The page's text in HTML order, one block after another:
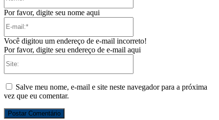
Por favor, digite seu nome aqui
Você digitou um endereço de e-mail incorreto!
Por favor, digite seu endereço de e-mail aqui
Salve meu nome, e-mail e site neste navegador para a próxima
vez que eu comentar.